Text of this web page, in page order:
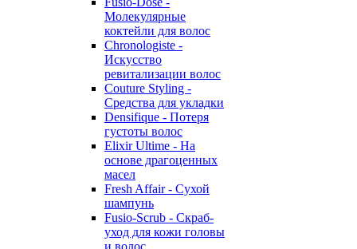
Молекулярные
коктейли для волос
Chronologiste -
Искусство
ревитализации волос
Couture Styling -
Средства для укладки
Densifique - Потеря
густоты волос
Elixir Ultime - На
основе драгоценных
масел
Fresh Affair - Сухой
шампунь
Fusio-Scrub - Скраб-
уход для кожи головы
и волос